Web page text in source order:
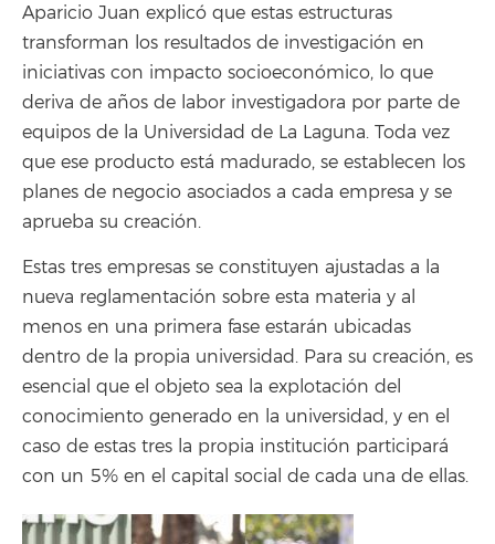
Aparicio Juan explicó que estas estructuras
transforman los resultados de investigación en
iniciativas con impacto socioeconómico, lo que
deriva de años de labor investigadora por parte de
equipos de la Universidad de La Laguna. Toda vez
que ese producto está madurado, se establecen los
planes de negocio asociados a cada empresa y se
aprueba su creación.
Estas tres empresas se constituyen ajustadas a la
nueva reglamentación sobre esta materia y al
menos en una primera fase estarán ubicadas
dentro de la propia universidad. Para su creación, es
esencial que el objeto sea la explotación del
conocimiento generado en la universidad, y en el
caso de estas tres la propia institución participará
con un 5% en el capital social de cada una de ellas.